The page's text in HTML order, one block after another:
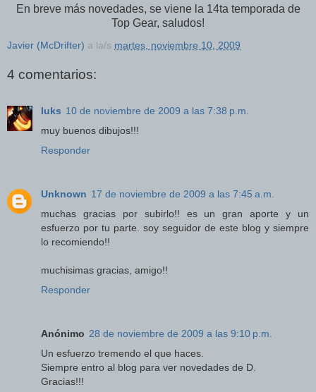
En breve más novedades, se viene la 14ta temporada de
Top Gear, saludos!
Javier (McDrifter) a la/s martes, noviembre 10, 2009
4 comentarios:
luks 10 de noviembre de 2009 a las 7:38 p.m.
muy buenos dibujos!!!
Responder
Unknown 17 de noviembre de 2009 a las 7:45 a.m.
muchas gracias por subirlo!! es un gran aporte y un
esfuerzo por tu parte. soy seguidor de este blog y siempre
lo recomiendo!!
muchisimas gracias, amigo!!
Responder
Anónimo 28 de noviembre de 2009 a las 9:10 p.m.
Un esfuerzo tremendo el que haces.
Siempre entro al blog para ver novedades de D.
Gracias!!!